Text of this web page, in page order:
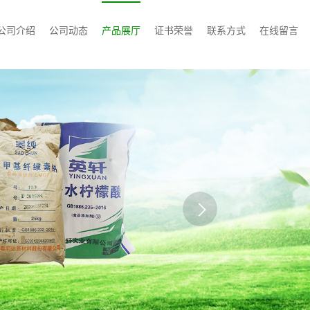
司介绍 公司动态 产品展厅 证书荣誉 联系方式 在线留言